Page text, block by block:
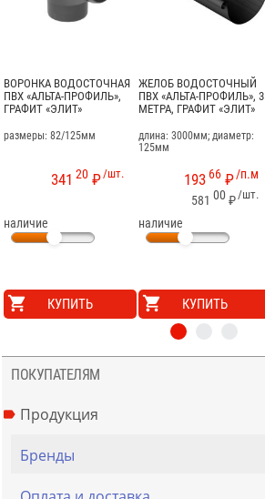
ВОРОНКА ВОДОСТОЧНАЯ
ПВХ «АЛЬТА-ПРОФИЛЬ»,
ГРАФИТ «ЭЛИТ»
размеры: 82/125мм
/шт.
341 20 ₽
наличие
КУПИТЬ
ЖЕЛОБ ВОДОСТОЧНЫЙ
ПВХ «АЛЬТА-ПРОФИЛЬ», 3
МЕТРА, ГРАФИТ «ЭЛИТ»
длина: 3000мм; диаметр:
125мм
/п.м
193 66 ₽
/шт.
581 00 ₽
наличие
КУПИТЬ
ПОКУПАТЕЛЯМ
Продукция
Бренды